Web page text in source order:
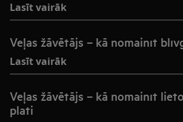
Lasīt vairāk
Veļas žāvētājs – kā nomainīt
Lasīt vairāk
Veļas žāvētājs – kā nomainīt
plati